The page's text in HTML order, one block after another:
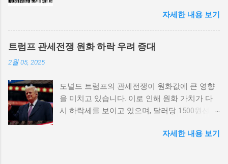
역사적으로도 정치적 불안정성이 높은 국가에
서는 종종 내전이 발발했던 예가 많다. 이러한
비극적인 상황을 방지하기 위해서는 먼저 정치
한 원인 중 하나는 경제적 불균형이다. 경제가
일부 계층에 의해 독점되고, 대다수의 국민이 경
제적 불안정과 빈곤 속에서 고통받게 되면, 사회
적 불만이 쌓이기 마련이다. 이와 같은 경제적
탐구하는 것이 필요하다. 사회 변화의 의미와 구
조 사회 변화란 특정 사회의 구조, 문화, 가치관
등이 시간이 지남에 따라 변화하는 과정을 의미
한다. 이러한 변화는 다양한 요인에 의해 발생할
이루어진다. 예를 들어, 산업 혁명은 사람들이
일하는 방식과 생활 방식을 완전히 변화시켰다.
이에 따라 개인의 역할과 목표 또한 변화할 수밖
로운 기회를 창출한다. 예를 들어, 정보통신기술
자세한 내용 보기
트럼프 관세전쟁 원화 하락 우려 증대
2월 05, 2025
도널드 트럼프의 관세전쟁이 원화값에 큰 영향
을 미치고 있습니다. 이로 인해 원화 가치가 다
시 하락세를 보이고 있으며, 달러당 1500원선이
이러한 경제적 변화가 앞으로 어떻게 전개될지
자세한 내용 보기